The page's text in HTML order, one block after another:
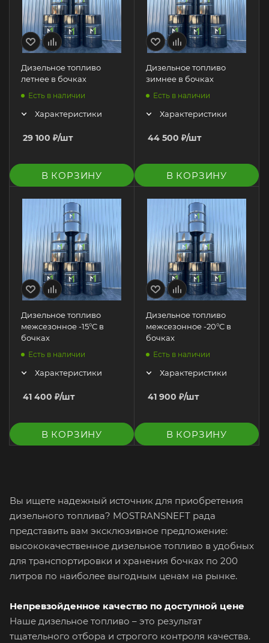
Дизельное топливо
летнее в бочках
Есть в наличии
Характеристики
29 100 ₽/шт
В КОРЗИНУ
Дизельное топливо
зимнее в бочках
Есть в наличии
Характеристики
44 500 ₽/шт
В КОРЗИНУ
Дизельное топливо
межсезонное -15°C в
бочках
Есть в наличии
Характеристики
41 400 ₽/шт
В КОРЗИНУ
Дизельное топливо
межсезонное -20°C в
бочках
Есть в наличии
Характеристики
41 900 ₽/шт
В КОРЗИНУ
Вы ищете надежный источник для приобретения
дизельного топлива? MOSTRANSNEFT рада
представить вам эксклюзивное предложение:
высококачественное дизельное топливо в удобных
для транспортировки и хранения бочках по 200
литров по наиболее выгодным ценам на рынке.
Непревзойденное качество по доступной цене
Наше дизельное топливо – это результат
тщательного отбора и строгого контроля качества.